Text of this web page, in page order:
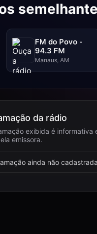
FM do Povo -
94.3 FM
Manaus, AM
da rádio
exibida é informativa
emissora.
ainda não